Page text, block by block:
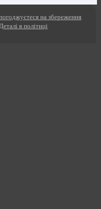
на збереження
в політиці